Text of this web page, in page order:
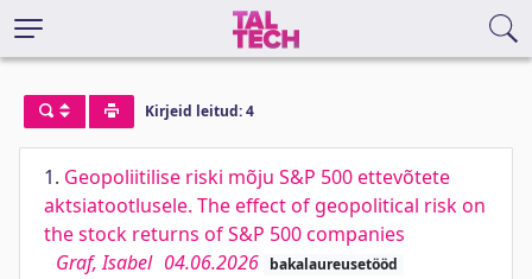
Kirjeid leitud: 4
1. Geopoliitilise riski mõju S&P 500 ettevõtete
aktsiatootlusele. The effect of geopolitical risk on
the stock returns of S&P 500 companies
Graf, Isabel 04.06.2026 bakalaureusetööd